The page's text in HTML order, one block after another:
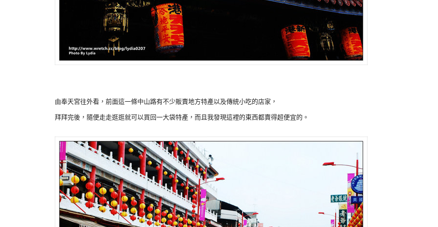
由奉天宮往外看，前面這一條中山路有不少販賣地方特產以及傳統小吃的店家，
拜拜完後，隨便走走逛逛就可以買回一大袋特產，而且我發現這裡的東西都賣得超便宜的。